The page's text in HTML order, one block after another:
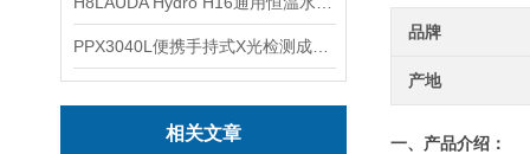
相关文章
品牌
产地
一、产品介绍：